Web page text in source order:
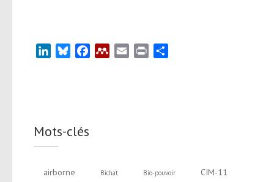
LinkedInBlueskyFacebookMendeley
Email Print
Mots-clés
airborne Bichat Bio-pouvoir CIM-11